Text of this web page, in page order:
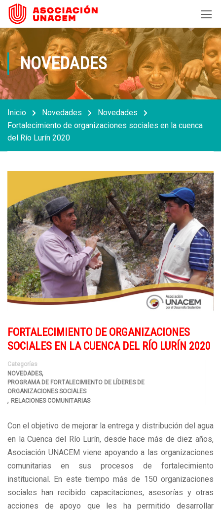
NOVEDADES
Inicio Novedades
Novedades
Fortalecimiento de organizaciones sociales en la cuenca
del Río Lurín 2020
FORTALECIMIENTO DE ORGANIZACIONES
SOCIALES EN LA CUENCA DEL RÍO LURÍN 2020
Categorías
NOVEDADES,
PROGRAMA DE FORTALECIMIENTO DE LÍDERES DE
ORGANIZACIONES SOCIALES
, RELACIONES COMUNITARIAS
Con el objetivo de mejorar la entrega y distribución del agua
en la Cuenca del Río Lurín, desde hace más de diez años,
Asociación UNACEM viene apoyando a las organizaciones
comunitarias en sus procesos de fortalecimiento
institucional. En este tiempo más de 150 organizaciones
sociales han recibido capacitaciones, asesorías y otras
acciones de apoyo que les ha permitido desarrollar